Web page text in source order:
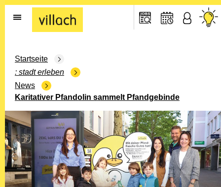
Gehe zur Startseite
Startseite
stadt erleben
News
Karitativer Pfandolin sammelt Pfandgebinde